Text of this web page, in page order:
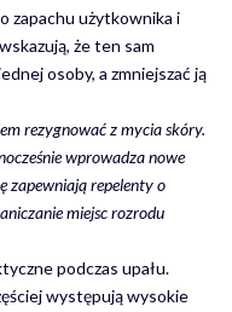
zapachu użytkownika i
że ten sam
osoby, a zmniejszać ją
rezygnować z mycia skóry.
wprowadza nowe
zapewniają repelenty o
miejsc rozrodu
podczas upału.
występują wysokie